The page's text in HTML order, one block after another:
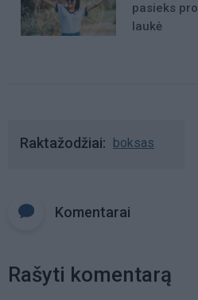
pasieks
laukė
Raktažodžiai boksas
Komentarai
Rašyti komentarą